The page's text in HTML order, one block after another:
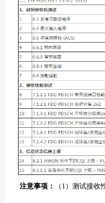
注意事项 ： （1）测试接